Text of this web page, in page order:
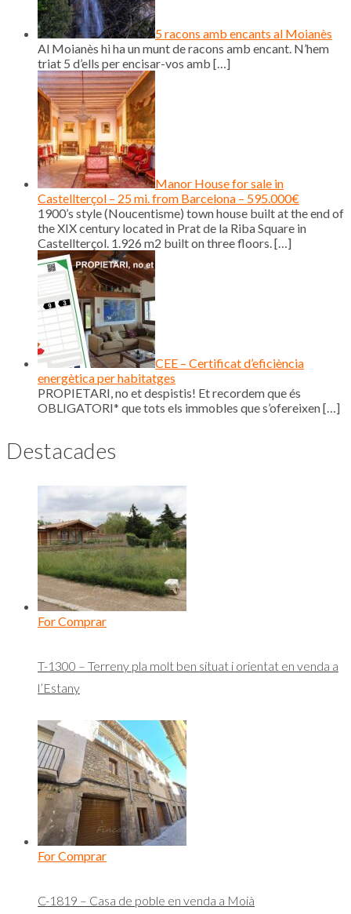
5 racons amb encants al Moianès
Al Moianès hi ha un munt de racons amb encant. N’hem
triat 5 d’ells per encisar-vos amb […]
Manor House for sale in
Castellterçol – 25 mi. from Barcelona – 595.000€
1900’s style (Noucentisme) town house built at the end of
the XIX century located in Prat de la Riba Square in
Castellterçol. 1.926 m2 built on three floors.[…]
CEE – Certificat d’eficiència
energètica per habitatges
PROPIETARI, no et despistis! Et recordem que és
OBLIGATORI* que tots els immobles que s’ofereixen[…]
Destacades
For Comprar
T-1300 – Terreny pla molt ben situat i orientat en venda a
l’Estany
For Comprar
C-1819 – Casa de poble en venda a Moià